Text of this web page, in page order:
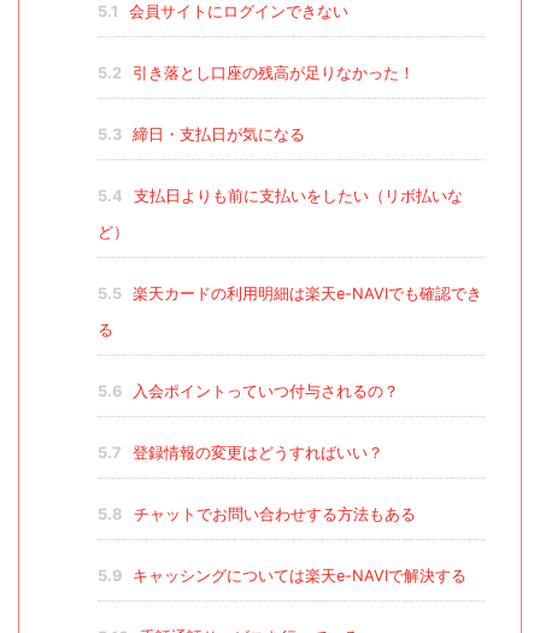
5.1 会員サイトにログインできない
5.2 引き落とし口座の残高が足りなかった！
5.3 締日・支払日が気になる
5.4
支払日よりも前に支払いをしたい（リボ払いな
ど）
5.5
楽天カードの利用明細は楽天e-NAVIでも確認でき
る
5.6 入会ポイントっていつ付与されるの？
5.7 登録情報の変更はどうすればいい？
5.8 チャットでお問い合わせする方法もある
5.9 キャッシングについては楽天e-NAVIで解決する